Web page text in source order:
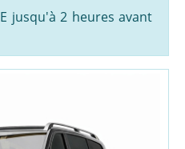
jusqu'à 2 heures avant